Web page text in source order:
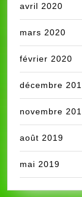
avril 2020
mars 2020
février 2020
décembre
novembre
août 2019
mai 2019